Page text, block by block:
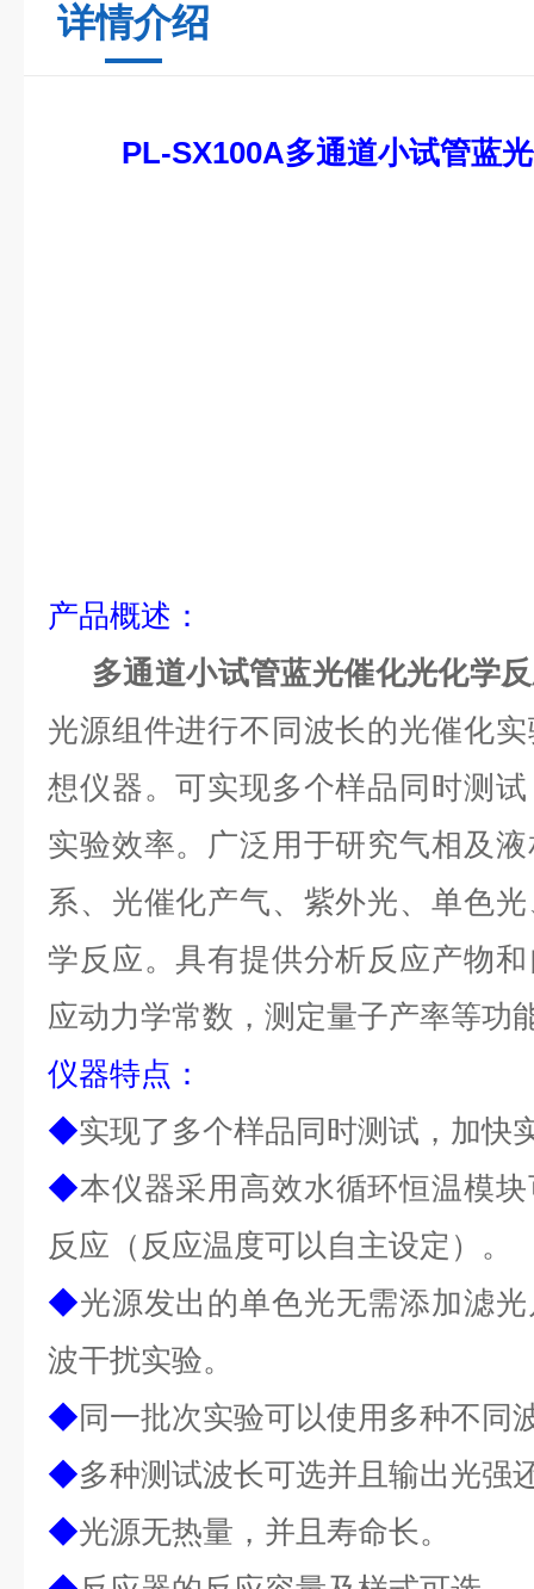
详情介绍
PL-SX100A多通道小试管蓝
产品概述 ：
多通道小试管蓝光催化光化学
光源组件进行不同波长的光催化
想仪器。可实现多个样品同时测
实验效率。广泛用于研究气相及
系、光催化产气、紫外光、单色
学反应。具有提供分析反应产物
应动力学常数，测定量子产率等功
仪器特点 ：
◆实现了多个样品同时测试，加快
◆本仪器采用高效水循环恒温模
反应（反应温度可以自主设定）。
◆光源发出的单色光无需添加滤
波干扰实验。
◆同一批次实验可以使用多种不同
◆多种测试波长可选并且输出光强
◆光源无热量，并且寿命长。